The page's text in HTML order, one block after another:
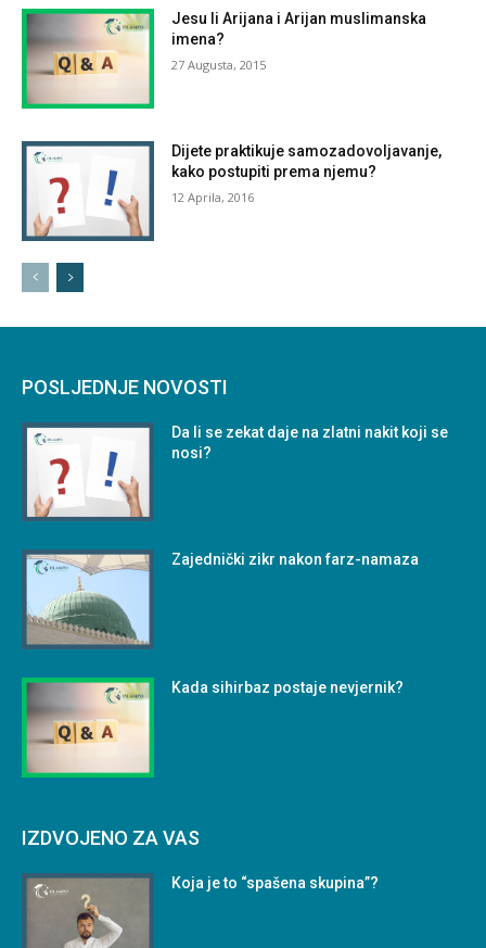
Jesu li Arijana i Arijan muslimanska
imena?
27 Augusta, 2015
Dijete praktikuje samozadovoljavanje,
kako postupiti prema njemu?
12 Aprila, 2016
POSLJEDNJE NOVOSTI
Da li se zekat daje na zlatni nakit koji se
nosi?
Zajednički zikr nakon farz-namaza
Kada sihirbaz postaje nevjernik?
IZDVOJENO ZA VAS
Koja je to “spašena skupina”?